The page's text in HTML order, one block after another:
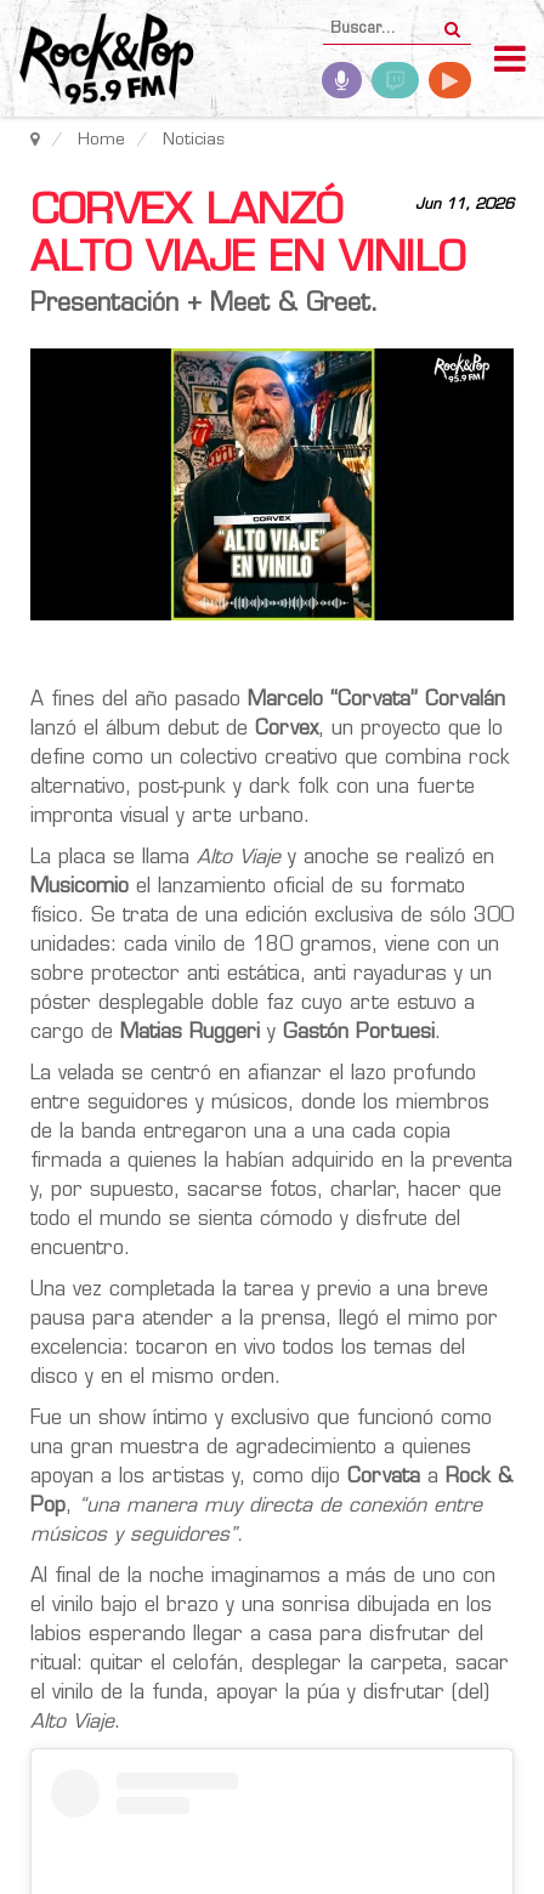
Home Noticias
Jun 11, 2026
CORVEX LANZÓ
ALTO VIAJE EN VINILO
Presentación + Meet & Greet.
A fines del año pasado
Marcelo “Corvata” Corvalán
lanzó el álbum debut de Corvex, un proyecto que lo
define como un colectivo creativo que combina rock
alternativo, post-punk y dark folk con una fuerte
impronta visual y arte urbano.
La placa se llama Alto Viajey anoche se realizó en
Musicomio el lanzamiento oficial de su formato
físico. Se trata de una edición exclusiva de sólo 300
unidades: cada vinilo de 180 gramos, viene con un
sobre protector anti estática, anti rayaduras y un
póster desplegable doble faz cuyo arte estuvo a
cargo de
Matias Ruggeri y Gastón Portuesi.
La velada se centró en afianzar el lazo profundo
entre seguidores y músicos, donde los miembros
de la banda entregaron una a una cada copia
firmada a quienes la habían adquirido en la preventa
y, por supuesto, sacarse fotos, charlar, hacer que
todo el mundo se sienta cómodo y disfrute del
encuentro.
Una vez completada la tarea y previo a una breve
pausa para atender a la prensa, llegó el mimo por
excelencia: tocaron en vivo todos los temas del
disco y en el mismo orden.
Fue un show íntimo y exclusivo que funcionó como
una gran muestra de agradecimiento a quienes
apoyan a los artistas y, como dijo Corvata a Rock &
Pop,
“una manera muy directa de conexión entre
músicos y seguidores”.
Al final de la noche imaginamos a más de uno con
el vinilo bajo el brazo y una sonrisa dibujada en los
labios esperando llegar a casa para disfrutar del
ritual: quitar el celofán, desplegar la carpeta, sacar
el vinilo de la funda, apoyar la púa y disfrutar (del)
Alto Viaje.